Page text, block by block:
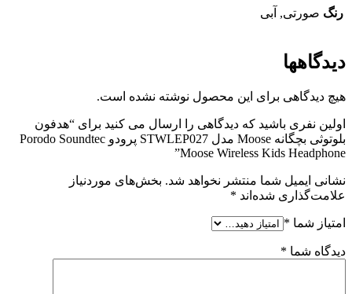
رنگ صورتی, آبی
دیدگاهها
هیچ دیدگاهی برای این محصول نوشته نشده است.
اولین نفری باشید که دیدگاهی را ارسال می کنید برای “هدفون
بلوتوثی بچگانه Moose مدل STWLEP027 پرودو Porodo Soundtec
Moose Wireless Kids Headphone”
نشانی ایمیل شما منتشر نخواهد شد. بخش‌های موردنیاز
علامت‌گذاری شده‌اند *
امتیاز شما *
دیدگاه شما *